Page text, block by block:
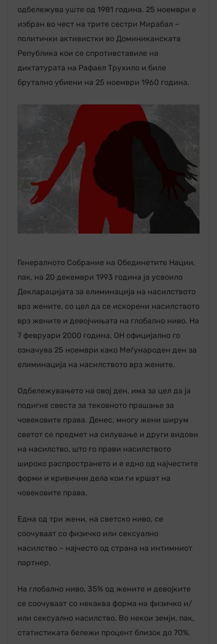
одбележува уште од 1981 година. 25 ноември е
избран во чест на трите сестри Мирабал –
политички активистки во Доминиканската
Република кои се спротивставиле на
диктатурата на Рафаел Трухило и биле
брутално убиени на 25 ноември 1960 година.
Генералното Собрание на Обединетите Нации,
пак, на 20 декември 1993 година ја усвоило
Декларацијата за елиминација на насилството
врз жените, со цел да се искорени насилството
врз жените и девојчињата на глобално ниво. На
7 февруари 2000 година, ОН официјално го
означува 25 ноември како Меѓународен ден за
елиминација на насилството врз жените.
Одбележувањето на овој ден, има за цел да ја
подигне свеста за тековното прашање за
човековите права. Денес, многу жени ширум
светот се предмет на силување и други видови
на насилство, што го прави насилството
широко распространето и е едно од најчестите
форми и кривични дела кои ги кршат на
човековите права.
Една од три жени, на светско ниво, се
соочуваат со физичко или сексуално
насилство – најчесто од страна на интимниот
партнер.
На глобално ниво, 35% од жените и девојките
се соочуваат со некаква форма на физичко и/
или сексуално насилство. Во некои земји, пак,
статистиката бележи процент близок до 70%.